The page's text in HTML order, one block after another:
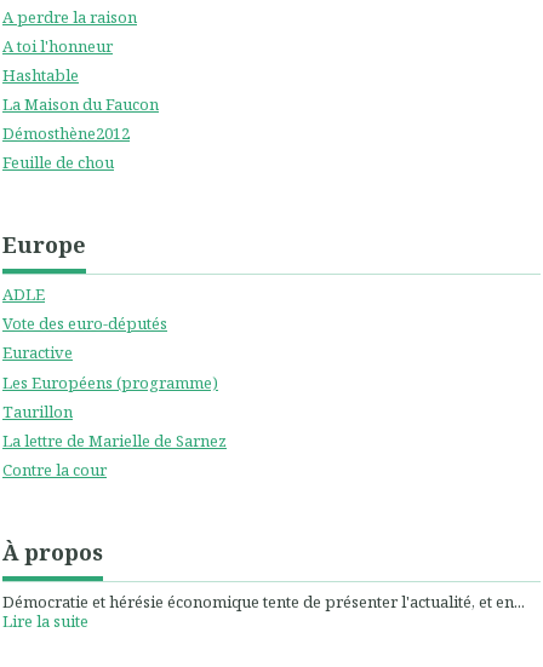
A perdre la raison
A toi l'honneur
Hashtable
La Maison du Faucon
Démosthène2012
Feuille de chou
Europe
ADLE
Vote des euro-députés
Euractive
Les Européens (programme)
Taurillon
La lettre de Marielle de Sarnez
Contre la cour
À propos
Démocratie et hérésie économique tente de présenter l'actualité, et en...
Lire la suite